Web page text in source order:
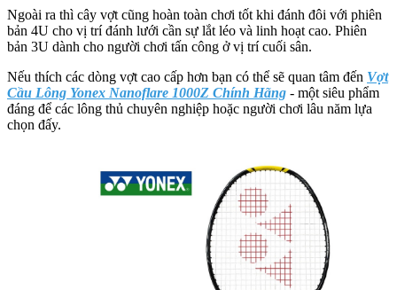
Ngoài ra thì cây vợt cũng hoàn toàn chơi tốt khi đánh đôi với phiên
bản 4U cho vị trí đánh lưới cần sự lắt léo và linh hoạt cao. Phiên
bản 3U dành cho người chơi tấn công ở vị trí cuối sân.
Nếu thích các dòng vợt cao cấp hơn bạn có thể sẽ quan tâm đến Vợt
Cầu Lông Yonex Nanoflare 1000Z Chính Hãng - một siêu phẩm
đáng để các lông thủ chuyên nghiệp hoặc người chơi lâu năm lựa
chọn đấy.